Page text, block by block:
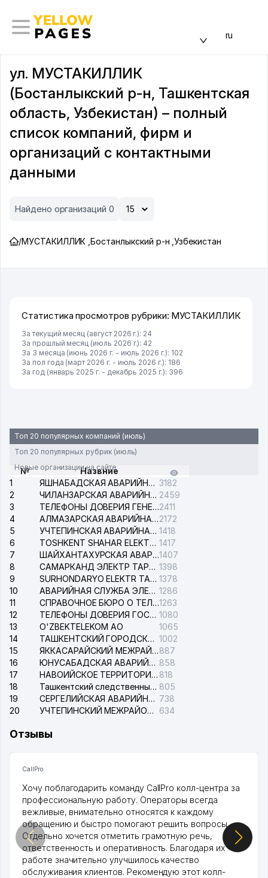
ru
ул. МУСТАКИЛЛИК
(Бостанлыкский р-н, Ташкентская
область, Узбекистан) – полный
список компаний, фирм и
организаций с контактными
данными
Найдено организаций 0
/МУСТАКИЛЛИК ,Бостанлыкский р-н ,Узбекистан
Статистика просмотров рубрики: МУСТАКИЛЛИК
За текущий месяц (август 2026 г.): 24
За прошлый месяц (июль 2026 г.): 42
За 3 месяца (июнь 2026 г. - июль 2026 г.): 102
За пол года (март 2026 г. - июль 2026 г.): 186
За год (январь 2025 г. - декабрь 2025 г.): 396
Топ 20 популярных компаний (июль)
Топ 20 популярных рубрик (июль)
Новые организации на сайте
№
Назвние
1
ЯШНАБАДСКАЯ АВАРИЙНАЯ СЛУЖБА ЭЛЕКТРОСЕТИ 3182
2
ЧИЛАНЗАРСКАЯ АВАРИЙНАЯ СЛУЖБА ЭЛЕКТРОСЕТИ 2459
3
ТЕЛЕФОНЫ ДОВЕРИЯ ГЕНЕРАЛЬНОЙ ПРОКУРАТУРЫ РЕСПУБЛИКИ УЗБЕКИСТАН2411
4
АЛМАЗАРСКАЯ АВАРИЙНАЯ СЛУЖБА ЭЛЕКТРОСЕТИ2172
5
УЧТЕПИНСКАЯ АВАРИЙНАЯ СЛУЖБА ЭЛЕКТРОСЕТИ 1418
6
TOSHKENT SHAHAR ELEKTR TARMOQLARI KORXONASI АО 1417
7
ШАЙХАНТАХУРСКАЯ АВАРИЙНАЯ СЛУЖБА ЭЛЕКТРОСЕТИ1407
8
САМАРКАНД ЭЛЕКТР ТАРМОКЛАРИ АО 1398
9
SURHONDARYO ELEKTR TARMOKLARI АО 1378
10
АВАРИЙНАЯ СЛУЖБА ЭЛЕКТРОСЕТИ ТАШКЕНТСКОГО РАЙОНА 1286
11
СПРАВОЧНОЕ БЮРО О ТЕЛЕФОНАХ ОРГАНИЗАЦИЙ г. ТАШКЕНТА1263
12
ТЕЛЕФОНЫ ДОВЕРИЯ ГОСУДАРСТВЕННОГО ЦЕНТРА ТЕСТИРОВАНИЯ 1080
13
O'ZBEKTELEKOM АО
1065
14
ТАШКЕНТСКИЙ ГОРОДСКОЙ СУД ПО ГРАЖДАНСКИМ ДЕЛАМ 1002
15
ЯККАСАРАЙСКИЙ МЕЖРАЙОННЫЙ СУД ПО ГРАЖДАНСКИМ ДЕЛАМ887
16
ЮНУСАБАДСКАЯ АВАРИЙНАЯ СЛУЖБА ЭЛЕКТРОСЕТИ 858
17
НАВОИЙСКОЕ ТЕРРИТОРИАЛЬНОЕ ПРЕДПРИЯТИЕ ЭЛЕКТРОСЕТИ АО 818
18
Ташкентский следственный изолятор 805
19
СЕРГЕЛИЙСКАЯ АВАРИЙНАЯ СЛУЖБА ЭЛЕКТРОСЕТИ 738
20
УЧТЕПИНСКИЙ МЕЖРАЙОННЫЙ СУД ПО ГРАЖДАНСКИМ ДЕЛАМ 634
Отзывы
CallPro
Хочу поблагодарить команду CallPro колл-центра за
профессиональную работу. Операторы всегда
вежливые, внимательно относятся к каждому
обращению и быстро помогают решить вопросы.
Отдельно хочется отметить грамотную речь,
ответственность и оперативность. Благодаря их
работе значительно улучшилось качество
обслуживания клиентов. Рекомендую этот колл-